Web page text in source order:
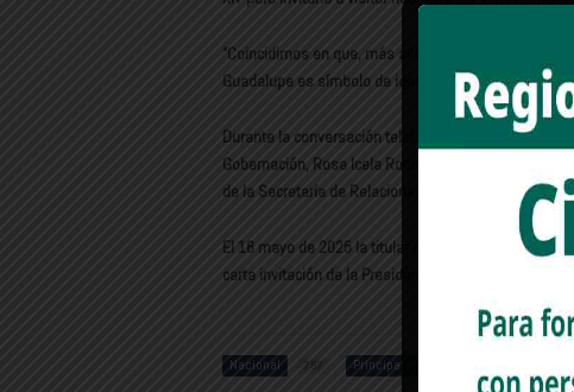
“Coincidimos en que, más allá de la religión que
Guadalupe es símbolo de identidad y paz para las
Durante la conversación telefónica, la Jefa del
Gobernación, Rosa Icela Rodríguez Velázquez, y del
de la Secretaría de Relaciones Exteriores, Roberto
El 18 mayo de 2025 la titular de Gobernación
carta invitación de la Presidenta de México.
Nacional 797 Principales Claudia